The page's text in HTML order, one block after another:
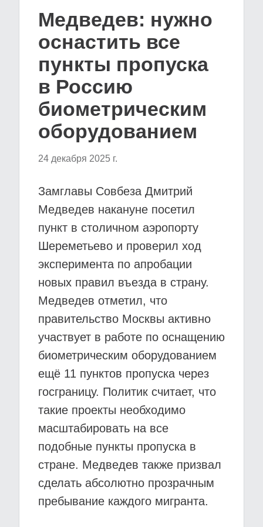
Медведев: нужно
оснастить все
пункты пропуска
в Россию
биометрическим
оборудованием
24 декабря 2025 г.
Замглавы Совбеза Дмитрий
Медведев накануне посетил
пункт в столичном аэропорту
Шереметьево и проверил ход
эксперимента по апробации
новых правил въезда в страну.
Медведев отметил, что
правительство Москвы активно
участвует в работе по оснащению
биометрическим оборудованием
ещё 11 пунктов пропуска через
госграницу. Политик считает, что
такие проекты необходимо
масштабировать на все
подобные пункты пропуска в
стране. Медведев также призвал
сделать абсолютно прозрачным
пребывание каждого мигранта.